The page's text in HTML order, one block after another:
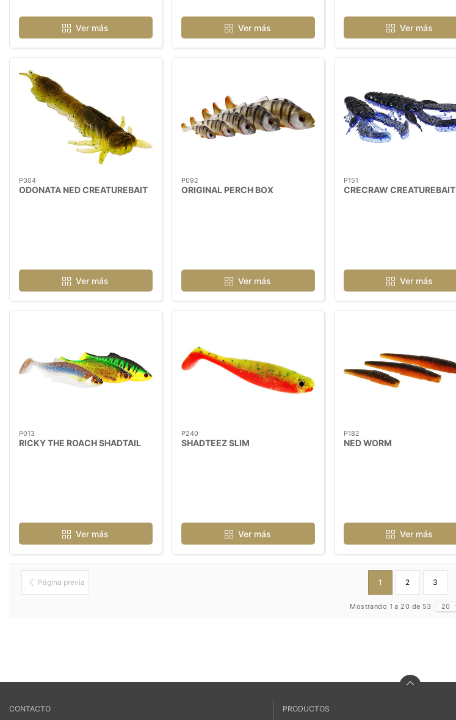
Ver más Ver más Ver más
P304
ODONATA NED CREATUREBAIT
Ver más
P092
ORIGINAL PERCH BOX
Ver más
P151
CRECRAW CREATUREBAIT
Ver más
P013
RICKY THE ROACH SHADTAIL
Ver más
P240
SHADTEEZ SLIM
Ver más
P182
NED WORM
Ver más
Página previa 1 2 3
Mostrando 1 a 20 de 53 20
CONTACTO PRODUCTOS